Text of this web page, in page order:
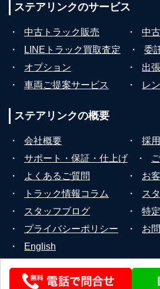
ステアリンクのサービス
・ 中古トラック販売 ・
中
・
LINEトラック買取査定 ・
委
・
オプション ・
出
・
車両ご提案サービス ・ レ
ステアリンクの概要
・ 会社概要 ・
採
・
サポート・保証・仕上げ ・
・
よくあるご質問 ・
お
・
トラック情報コラム ・
ス
・
スタッフブログ ・
特
・
プライバシーポリシー ・
お
・
English
© 2026 STEERLINK